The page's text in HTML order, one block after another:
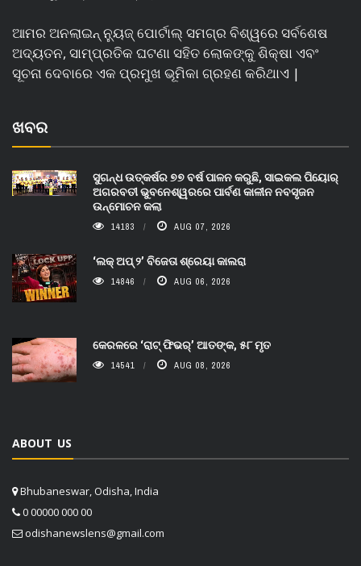
ଆମର ଅନଲାଇନ୍ ନ୍ୟୁଜ୍ ପୋର୍ଟାଲ୍ ସମଗ୍ର ବିଶ୍ୱରେ ସର୍ବଶେଷ
ଅଦ୍ୟତନ, ସାମ୍ପ୍ରତିକ ଘଟଣା ସହିତ ଲୋକଙ୍କୁ ଶିକ୍ଷା ଏବଂ
ସୂଚନା ଦେବାରେ ଏକ ପ୍ରମୁଖ ଭୂମିକା ଗ୍ରହଣ କରିଥାଏ |
ଖବର
ସୁଗନ୍ଧ ଉତ୍କର୍ଷର ୭୭ ବର୍ଷ ପାଳନ କରୁଛି, ସାଇକଲ ପିୟୋର୍‌
ଅଗରବତୀ ଭୁବନେଶ୍ୱରରେ ପାର୍ବଣ କାଳୀନ ନବସୃଜନ
ଉନ୍ମୋଚନ କଲା
14183 AUG 07, 2026
‘ଲକ୍ ଅପ୍ ୨’ ବିଜେତା ଶ୍ରେୟା କାଲରା
14846 AUG 06, 2026
କେରଳରେ ‘ରାଟ୍ ଫିଭର୍’ ଆତଙ୍କ, ୫୮ ମୃତ
14541 AUG 08, 2026
ABOUT US
Bhubaneswar, Odisha, India
0 00000 000 00
odishanewslens@gmail.com